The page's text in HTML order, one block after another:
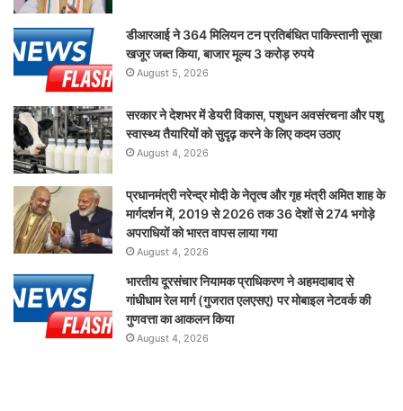
डीआरआई ने 364 मिलियन टन प्रतिबंधित पाकिस्तानी सूखा
खजूर जब्त किया, बाजार मूल्य 3 करोड़ रुपये
August 5, 2026
सरकार ने देशभर में डेयरी विकास, पशुधन अवसंरचना और पशु
स्वास्थ्य तैयारियों को सुदृढ़ करने के लिए कदम उठाए
August 4, 2026
प्रधानमंत्री नरेन्द्र मोदी के नेतृत्व और गृह मंत्री अमित शाह के
मार्गदर्शन में, 2019 से 2026 तक 36 देशों से 274 भगोड़े
अपराधियों को भारत वापस लाया गया
August 4, 2026
भारतीय दूरसंचार नियामक प्राधिकरण ने अहमदाबाद से
गांधीधाम रेल मार्ग (गुजरात एलएसए) पर मोबाइल नेटवर्क की
गुणवत्ता का आकलन किया
August 4, 2026